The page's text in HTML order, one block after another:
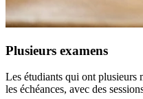
Plusieurs examens
Les étudiants qui ont plusieurs
les échéances, avec des